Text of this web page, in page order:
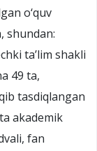
o‘quv
shundan:
ta’lim shakli
49 ta,
tasdiqlangan
akademik
fan